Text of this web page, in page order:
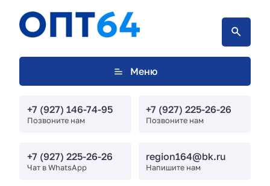
Меню
+7 (927) 146-74-95
Позвоните нам
+7 (927) 225-26-26
Позвоните нам
+7 (927) 225-26-26
Чат в WhatsApp
region164@bk.ru
Напишите нам